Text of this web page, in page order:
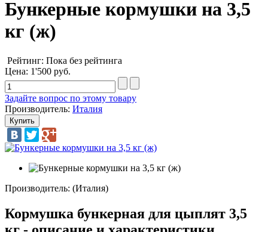
Бункерные кормушки на 3,5
кг (ж)
Рейтинг: Пока без рейтинга
Цена: 1'500 руб.
Задайте вопрос по этому товару
Производитель: Италия
Производитель: (Италия)
Кормушка бункерная для цыплят 3,5